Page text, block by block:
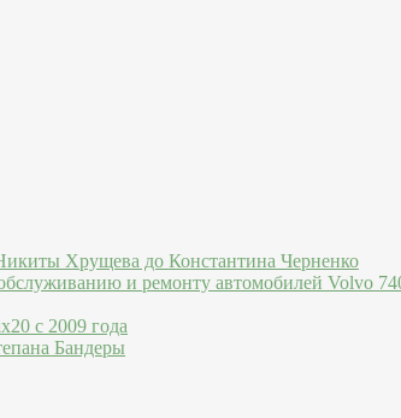
Хрущева до Константина Черненко
и ремонту автомобилей Volvo
c 2009 года
Бандеры